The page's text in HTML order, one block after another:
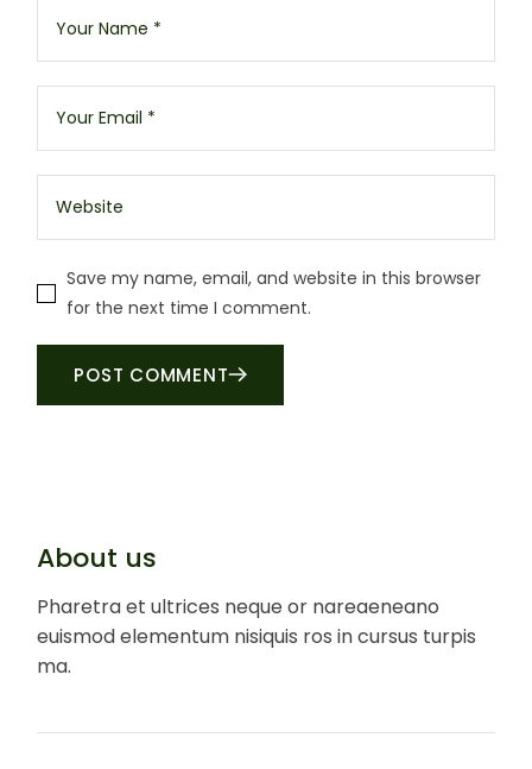
Save my name, email, and website in this browser
for the next time I comment.
POST COMMENT
About us
Pharetra et ultrices neque or nareaeneano
euismod elementum nisiquis ros in cursus turpis
ma.